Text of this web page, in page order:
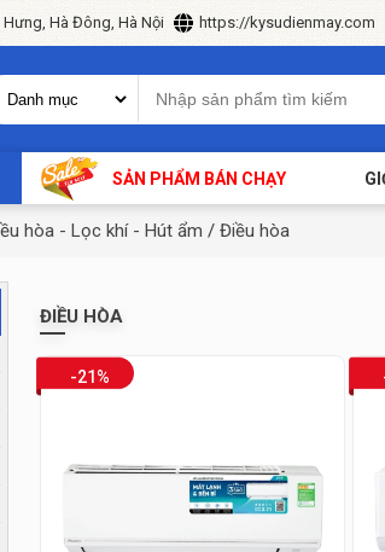
Hà Đông, Hà Nội https://kysudienmay.com
SẢN PHẨM BÁN CHẠY
hòa - Lọc khí - Hút ẩm / Điều hòa
ĐIỀU HÒA
-21%